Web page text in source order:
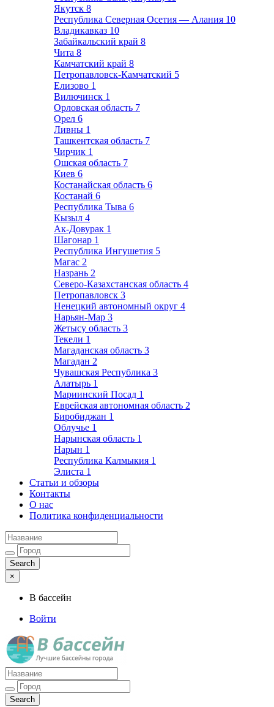
Якутск 8
Республика Северная Осетия — Алания 10
Владикавказ 10
Забайкальский край 8
Чита 8
Камчатский край 8
Петропавловск-Камчатский 5
Елизово 1
Вилючинск 1
Орловская область 7
Орел 6
Ливны 1
Ташкентская область 7
Чирчик 1
Ошская область 7
Киев 6
Костанайская область 6
Костанай 6
Республика Тыва 6
Кызыл 4
Ак-Довурак 1
Шагонар 1
Республика Ингушетия 5
Магас 2
Назрань 2
Северо-Казахстанская область 4
Петропавловск 3
Ненецкий автономный округ 4
Нарьян-Мар 3
Жетысу область 3
Текели 1
Магаданская область 3
Магадан 2
Чувашская Республика 3
Алатырь 1
Мариинский Посад 1
Еврейская автономная область 2
Биробиджан 1
Облучье 1
Нарынская область 1
Нарын 1
Республика Калмыкия 1
Элиста 1
Статьи и обзоры
Контакты
О нас
Политика конфиденциальности
×
В бассейн
Войти
Лучшие бассейны города